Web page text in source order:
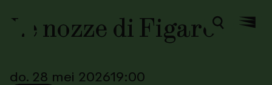
ZoekenMenu
Le nozze di Figaro
do. 28 mei 202619:00